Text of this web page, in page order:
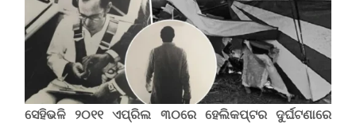
ସେହିଭଳି ୨୦୧୧ ଏପ୍ରିଲ ୩୦ରେ ହେଲିକପ୍ଟର ଦୁର୍ଘଟଣାରେ